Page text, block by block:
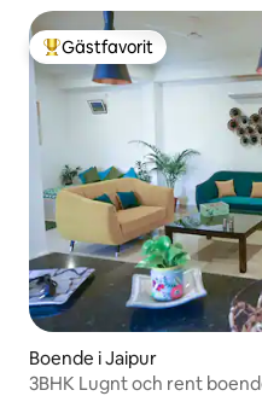
Populär gästfavorit
Gästfavorit
Boende i Jaipur
3BHK Lugnt och rent